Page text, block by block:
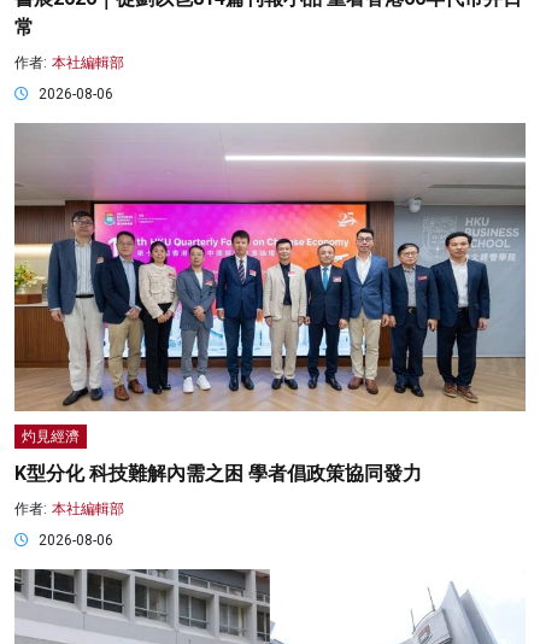
常
作者: 本社編輯部
2026-08-06
灼見經濟
K型分化 科技難解內需之困 學者倡政策協同發力
作者: 本社編輯部
2026-08-06